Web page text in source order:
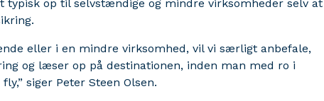
typisk op til selvstændige og mindre virksomheder selv at
eller i en mindre virksomhed, vil vi særligt anbefale,
og læser op på destinationen, inden man med ro i
siger Peter Steen Olsen.